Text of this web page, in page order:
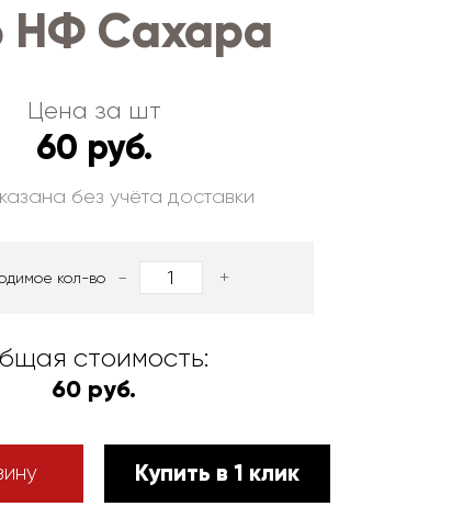
НФ Сахара
Цена за шт
60 руб.
без учёта доставки
кол-во - +
стоимость:
60 руб.
Купить в 1 клик